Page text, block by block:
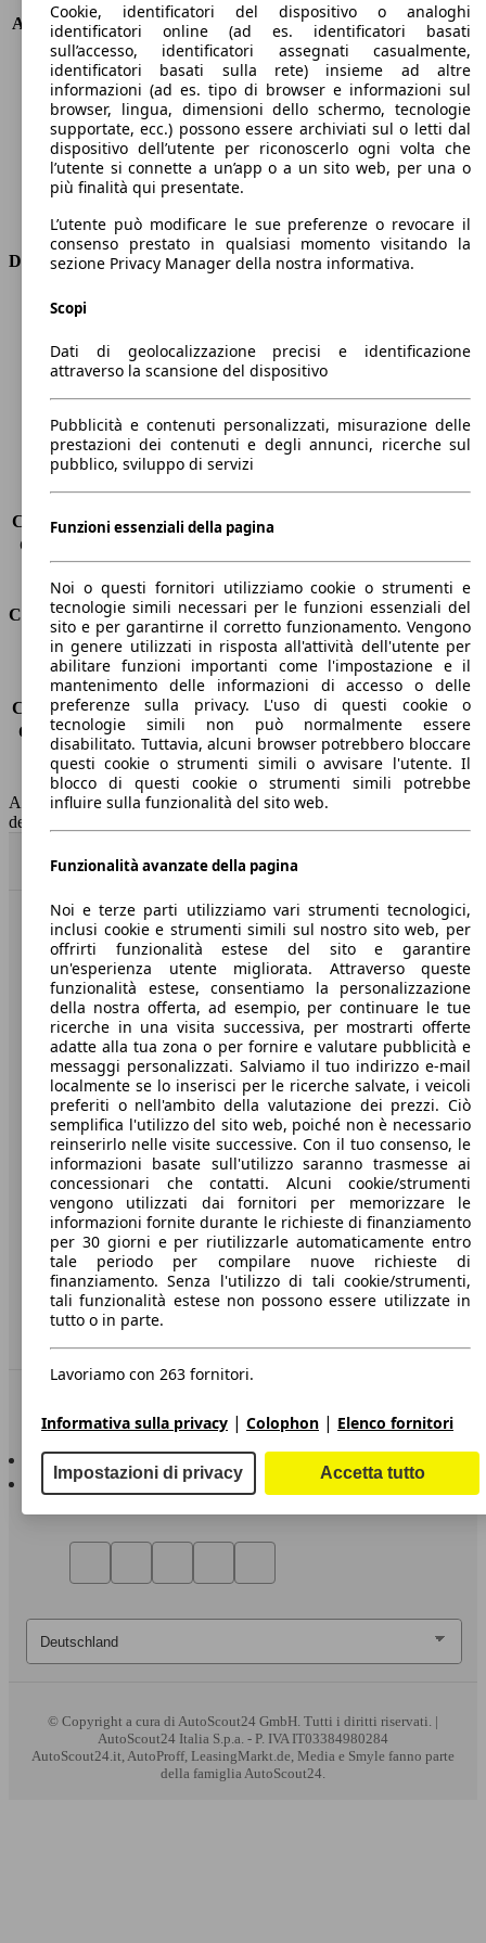
Accelerazione (0-100 km/h)
11.8s
Velocità massima (km/h)
188 km/h
Numero di marce
7
Coppia
194 nm
Cilindrata
1995 ccm
Carburante
Elettrica/Benzina
Cilindri
4
Trasmissione
Automatico
Tipo di trazione
Integrale
Dimensioni
Lunghezza
Larghezza
1820 mm
Passo
2670 mm
Peso massimo
-
Carico massimo
-
Porte
5
Sedili
5
Carico sul tetto
-
Capacità di traino (senza freni) -
Capacità di traino (con freni)
Volume del bagagliaio
Consumi
Emissioni di CO2*
-
Consumo (urbano)
-
Consumo (extra-urbano)
-
Consumo (combinato)*
Classe di emissione
Euro 6
Capacità del serbatoio
48 l
AutoScout24 non si assume alcuna responsabilità per la correttezza
dei dati.
Benvenuti su AutoScout24, il mercato auto europeo.
Società
A proposito di AutoScout24
Stampa
Media
Condizioni generali
Informazioni
Privacy
Dichiarazione di Accessibilità
Servizi
AutoScout24 per iOS
AutoScout24 per Android
© Copyright a cura di AutoScout24 GmbH. Tutti i diritti riservati. |
AutoScout24 Italia S.p.a. - P. IVA IT03384980284
AutoScout24.it, AutoProff, LeasingMarkt.de, Media e Smyle fanno parte
della famiglia AutoScout24.
Cookie, identificatori del dispositivo o analoghi
identificatori online (ad es. identificatori basati
sull’accesso, identificatori assegnati casualmente,
identificatori basati sulla rete) insieme ad altre
informazioni (ad es. tipo di browser e informazioni sul
browser, lingua, dimensioni dello schermo, tecnologie
supportate, ecc.) possono essere archiviati sul o letti dal
dispositivo dell’utente per riconoscerlo ogni volta che
l’utente si connette a un’app o a un sito web, per una o
più finalità qui presentate.
L’utente può modificare le sue preferenze o revocare il
consenso prestato in qualsiasi momento visitando la
sezione Privacy Manager della nostra informativa.
Scopi
Dati di geolocalizzazione precisi e identificazione
attraverso la scansione del dispositivo
Pubblicità e contenuti personalizzati, misurazione delle
prestazioni dei contenuti e degli annunci, ricerche sul
pubblico, sviluppo di servizi
Funzioni essenziali della pagina
Noi o questi fornitori utilizziamo cookie o strumenti e
tecnologie simili necessari per le funzioni essenziali del
sito e per garantirne il corretto funzionamento. Vengono
in genere utilizzati in risposta all'attività dell'utente per
abilitare funzioni importanti come l'impostazione e il
mantenimento delle informazioni di accesso o delle
preferenze sulla privacy. L'uso di questi cookie o
tecnologie simili non può normalmente essere
disabilitato. Tuttavia, alcuni browser potrebbero bloccare
questi cookie o strumenti simili o avvisare l'utente. Il
blocco di questi cookie o strumenti simili potrebbe
influire sulla funzionalità del sito web.
Funzionalità avanzate della pagina
Noi e terze parti utilizziamo vari strumenti tecnologici,
inclusi cookie e strumenti simili sul nostro sito web, per
offrirti funzionalità estese del sito e garantire
un'esperienza utente migliorata. Attraverso queste
funzionalità estese, consentiamo la personalizzazione
della nostra offerta, ad esempio, per continuare le tue
ricerche in una visita successiva, per mostrarti offerte
adatte alla tua zona o per fornire e valutare pubblicità e
messaggi personalizzati. Salviamo il tuo indirizzo e-mail
localmente se lo inserisci per le ricerche salvate, i veicoli
preferiti o nell'ambito della valutazione dei prezzi. Ciò
semplifica l'utilizzo del sito web, poiché non è necessario
reinserirlo nelle visite successive. Con il tuo consenso, le
informazioni basate sull'utilizzo saranno trasmesse ai
concessionari che contatti. Alcuni cookie/strumenti
vengono utilizzati dai fornitori per memorizzare le
informazioni fornite durante le richieste di finanziamento
per 30 giorni e per riutilizzarle automaticamente entro
tale periodo per compilare nuove richieste di
finanziamento. Senza l'utilizzo di tali cookie/strumenti,
tali funzionalità estese non possono essere utilizzate in
tutto o in parte.
Lavoriamo con 263 fornitori.
Informativa sulla privacy | Colophon | Elenco fornitori
Impostazioni di privacy Accetta tutto